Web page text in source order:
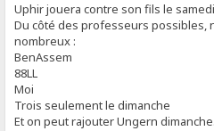
Uphir jouera contre son fils le
Du côté des professeurs possibles,
nombreux :
BenAssem
88LL
Moi
Trois seulement le dimanche
Et on peut rajouter Ungern dimanche.